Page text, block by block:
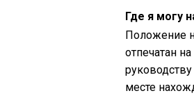
Где я могу
Положение
отпечатан
месте